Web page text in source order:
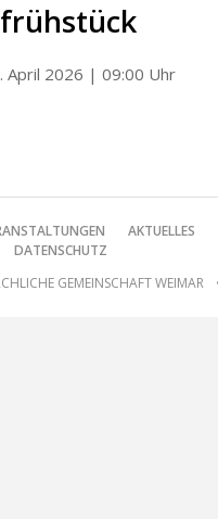
April 2026 | 09:00 Uhr
AKTUELLES
DATENSCHUTZ
GEMEINSCHAFT WEIMAR